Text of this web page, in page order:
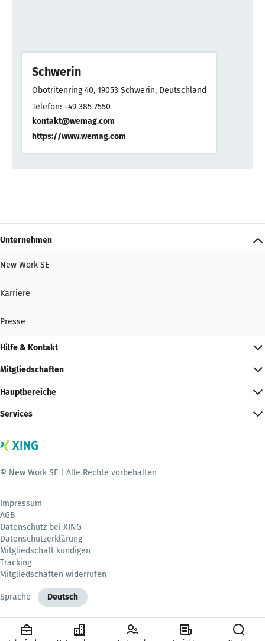
Schwerin
Obotritenring 40, 19053 Schwerin, Deutschland
Telefon: +49 385 7550
kontakt@wemag.com
https://www.wemag.com
Unternehmen
New Work SE
Karriere
Presse
Hilfe & Kontakt
Mitgliedschaften
Hauptbereiche
Services
© New Work SE | Alle Rechte vorbehalten
Impressum
AGB
Datenschutz bei XING
Datenschutzerklärung
Mitgliedschaft kündigen
Tracking
Mitgliedschaften widerrufen
Sprache Deutsch